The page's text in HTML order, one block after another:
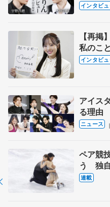
田真凜の
インタビ
【再掲
私のこ
退時の
インタビ
アイス
る理由
実力者
ニュース
ペア競
う 独
【引退
連載